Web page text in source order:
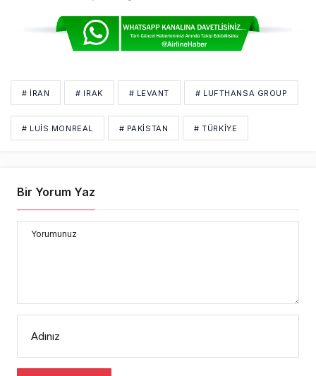
# İRAN # IRAK # LEVANT # LUFTHANSA GROUP
# LUIS MONREAL # PAKİSTAN # TÜRKIYE
Bir Yorum Yaz
Yorumunuz
Adınız